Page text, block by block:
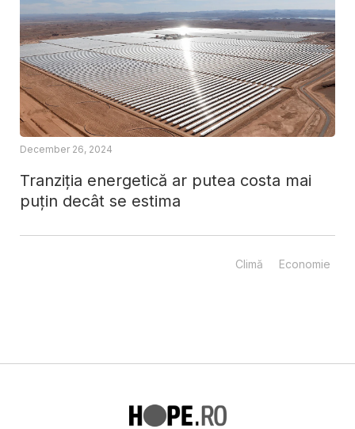
Tranziția energetică ar putea costa mai
puțin decât se estima
December 26, 2024
Climă Economie